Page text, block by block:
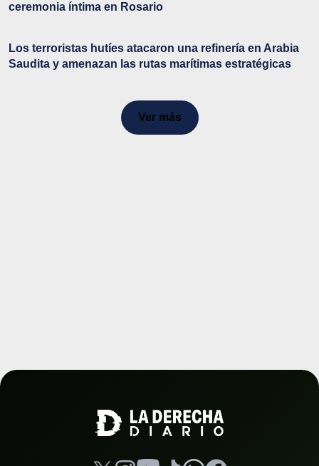
ceremonia íntima en Rosario
Los terroristas hutíes atacaron una refinería en Arabia
Saudita y amenazan las rutas marítimas estratégicas
Ver más